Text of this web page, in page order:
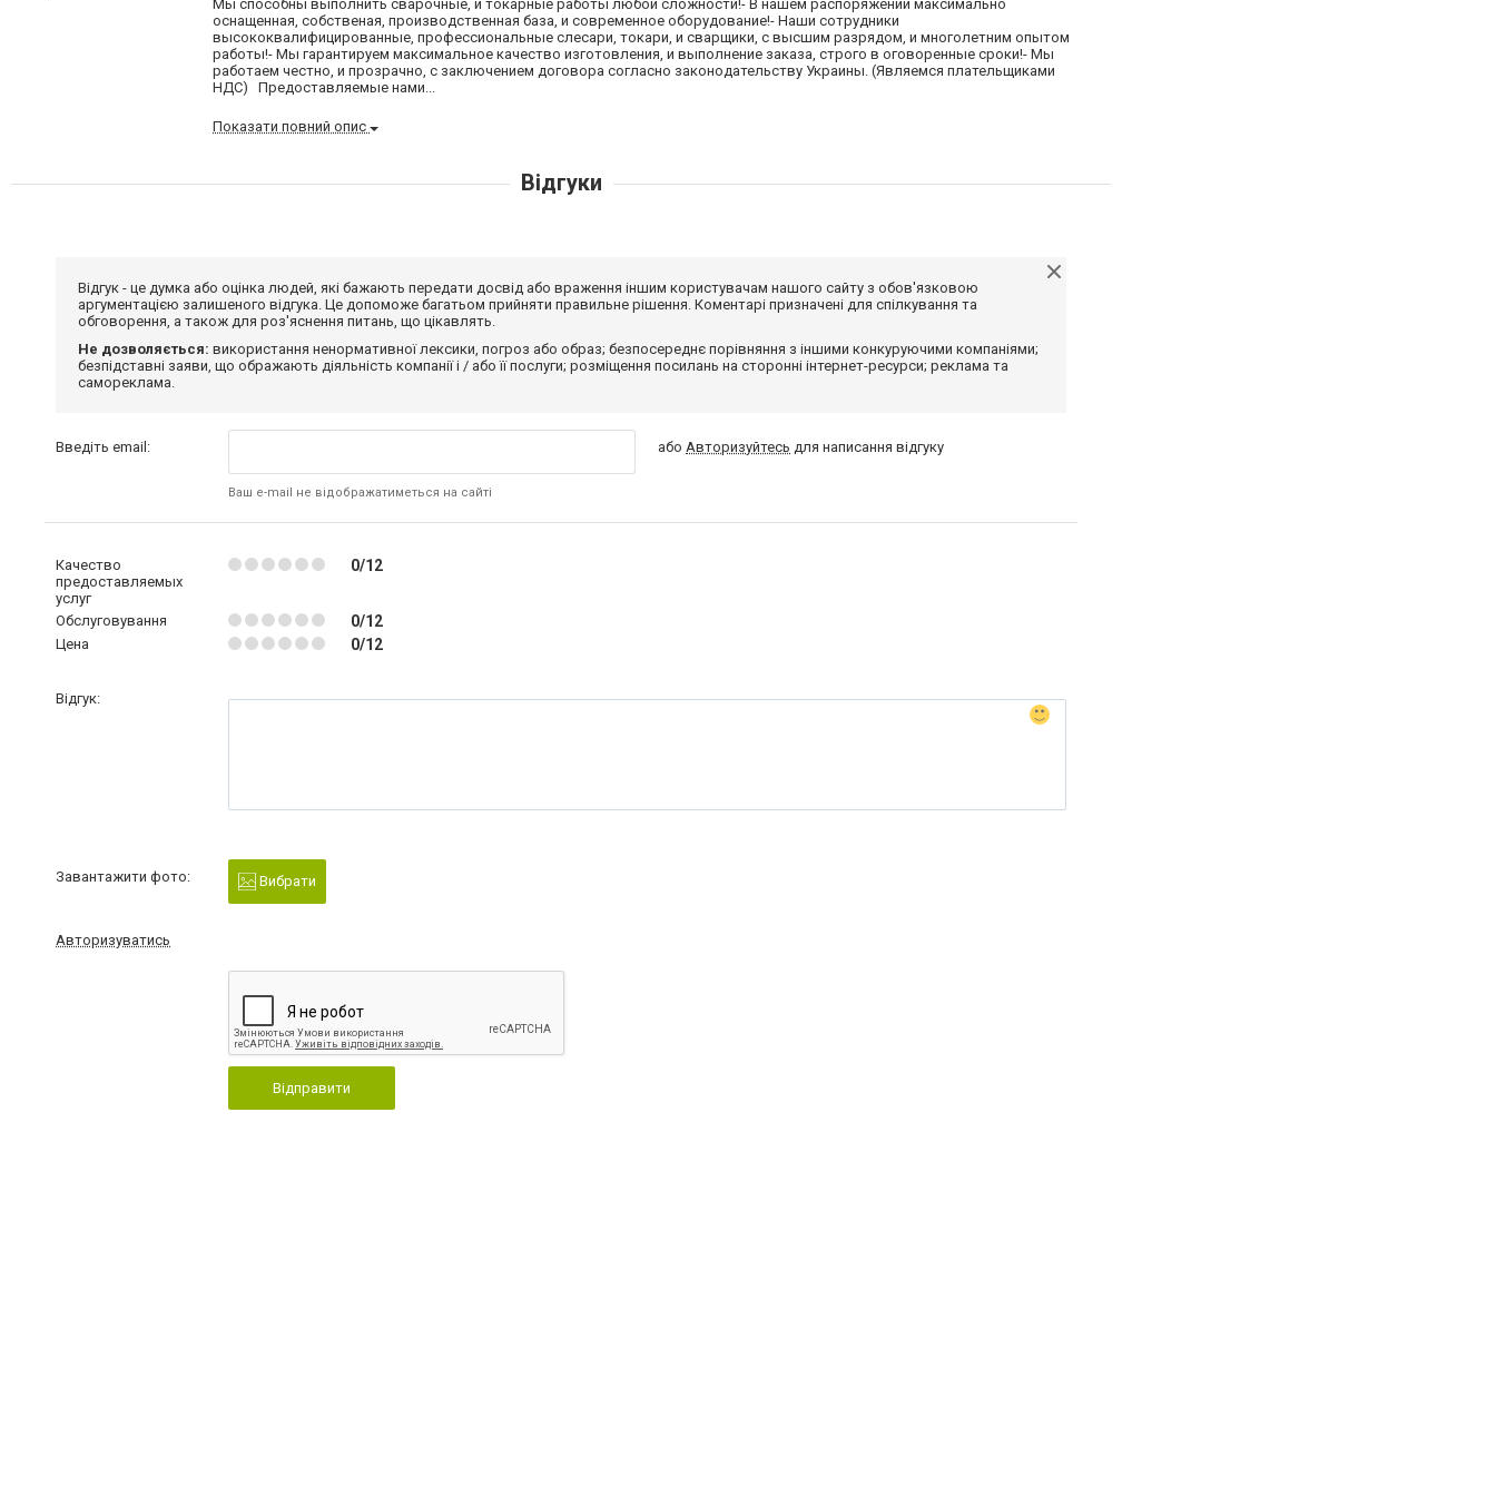
Мы способны выполнить сварочные, и токарные работы любой сложности!- В нашем распоряжении максимально
оснащенная, собственая, производственная база, и современное оборудование!- Наши сотрудники
высококвалифицированные, профессиональные слесари, токари, и сварщики, с высшим разрядом, и многолетним опытом
работы!- Мы гарантируем максимальное качество изготовления, и выполнение заказа, строго в оговоренные сроки!- Мы
работаем честно, и прозрачно, с заключением договора согласно законодательству Украины. (Являемся плательщиками
НДС) Предоставляемые нами...
Показати повний опис
Відгуки
Відгук - це думка або оцінка людей, які бажають передати досвід або враження іншим користувачам нашого сайту з обов'язковою
аргументацією залишеного відгука. Це допоможе багатьом прийняти правильне рішення. Коментарі призначені для спілкування та
обговорення, а також для роз'яснення питань, що цікавлять.
Не дозволяється: використання ненормативної лексики, погроз або образ; безпосереднє порівняння з іншими конкуруючими компаніями;
безпідставні заяви, що ображають діяльність компанії і / або її послуги; розміщення посилань на сторонні інтернет-ресурси; реклама та
самореклама.
Введіть email:
Ваш e-mail не відображатиметься на сайті
або Авторизуйтесь для написання відгуку
Качество
предоставляемых
услуг
0/12
Обслуговування 0/12
Цена 0/12
Відгук:
Завантажити фото: Вибрати
Авторизуватись
Відправити